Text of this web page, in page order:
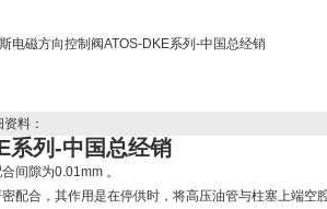
电磁方向控制阀ATOS-DKE系列-中国总经销
料：
系列-中国总经销
间隙为0.01mm 。
配合，其作用是在停供时，将高压油管与柱塞上端空